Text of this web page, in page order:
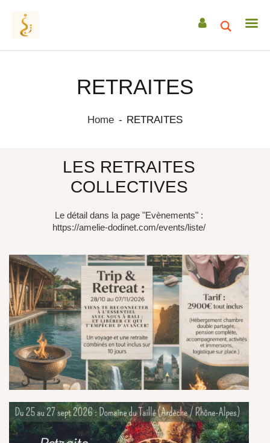
RETRAITES
Home RETRAITES
A PROPOS
RETRAITES
CEREMONIES
DATES & EVENEMENTS
LES RETRAITES
COLLECTIVES
Le détail dans la page "Evènements" :
https://amelie-dodinet.com/events/liste/